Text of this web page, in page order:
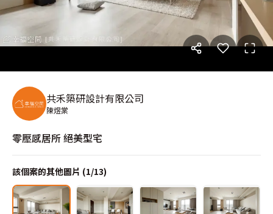
共禾築研設計有限公司
陳煜棠
零壓感居所 絕美型宅
該個案的其他圖片 (1/13)